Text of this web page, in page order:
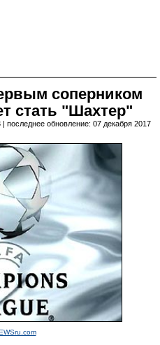
соперником
стать "Шахтер"
последнее обновление: 07 декабря 2017